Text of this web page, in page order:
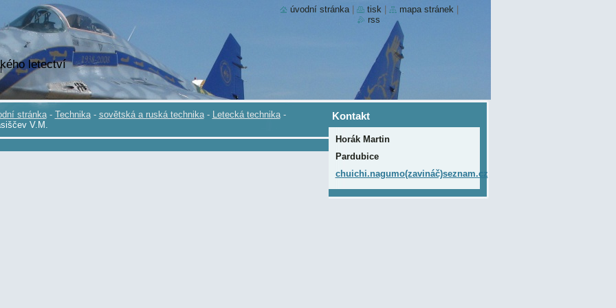
letectví
stránka - Technika - sovětská a ruská technika - Letecká technika -
V.M.
Kontakt
Horák Martin
Pardubice
chuichi.nagumo(zavináč)seznam.cz
úvodní stránka tisk mapa stránek
rss